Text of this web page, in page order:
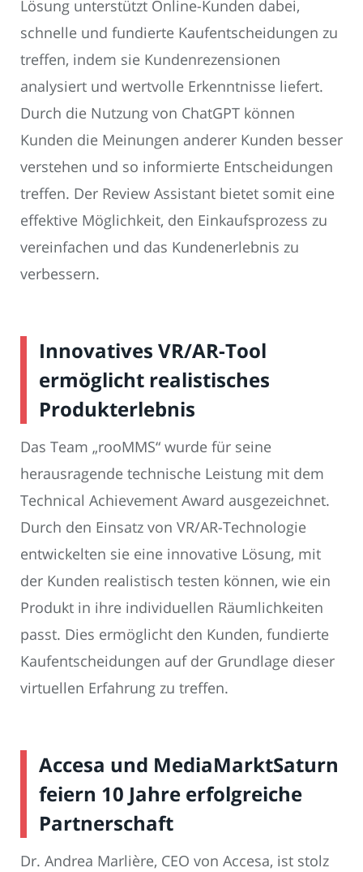
Lösung unterstützt Online-Kunden dabei,
schnelle und fundierte Kaufentscheidungen zu
treffen, indem sie Kundenrezensionen
analysiert und wertvolle Erkenntnisse liefert.
Durch die Nutzung von ChatGPT können
Kunden die Meinungen anderer Kunden besser
verstehen und so informierte Entscheidungen
treffen. Der Review Assistant bietet somit eine
effektive Möglichkeit, den Einkaufsprozess zu
vereinfachen und das Kundenerlebnis zu
verbessern.
Innovatives VR/AR-Tool
ermöglicht realistisches
Produkterlebnis
Das Team „rooMMS“ wurde für seine
herausragende technische Leistung mit dem
Technical Achievement Award ausgezeichnet.
Durch den Einsatz von VR/AR-Technologie
entwickelten sie eine innovative Lösung, mit
der Kunden realistisch testen können, wie ein
Produkt in ihre individuellen Räumlichkeiten
passt. Dies ermöglicht den Kunden, fundierte
Kaufentscheidungen auf der Grundlage dieser
virtuellen Erfahrung zu treffen.
Accesa und MediaMarktSaturn
feiern 10 Jahre erfolgreiche
Partnerschaft
Dr. Andrea Marlière, CEO von Accesa, ist stolz